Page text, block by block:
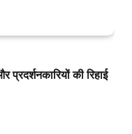
की रिहाई